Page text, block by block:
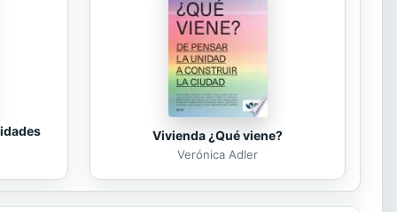
Vivienda ¿Qué viene?
Verónica Adler